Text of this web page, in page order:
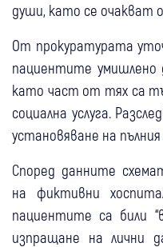
души, като се очакват
От прокуратурата
пациентите умишлено
като част от тях са
социална услуга.
установяване на
Според данните
на фиктивни
пациентите са били
изпращане на лични